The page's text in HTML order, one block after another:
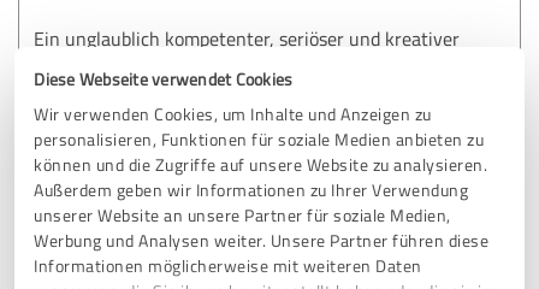
Diese Webseite verwendet Cookies
Wir verwenden Cookies, um Inhalte und Anzeigen zu
personalisieren, Funktionen für soziale Medien anbieten zu
können und die Zugriffe auf unsere Website zu analysieren.
Außerdem geben wir Informationen zu Ihrer Verwendung
unserer Website an unsere Partner für soziale Medien,
Werbung und Analysen weiter. Unsere Partner führen diese
Informationen möglicherweise mit weiteren Daten
Ein unglaublich kompetenter, seriöser und kreativer
werden Lösungen konzipiert, die dem Nutzer dienen. Schon
im unverbindlichen Erstgespräch schöpft man wieder Mut,
und sieht Licht und einen nicht nur gangbaren, sondern
erstaunlich kurzen Weg aus dem persönlichen Dilemma,
welches ja oft als entgültige Sackgasse erlebt wird. Und es
gibt erstaunlich viele profunde, vorher nicht denkbar
gehaltene Antworten und Lösungen für nicht für lösbar
gehaltene Probleme. Wie gesagt, man schöpft wieder